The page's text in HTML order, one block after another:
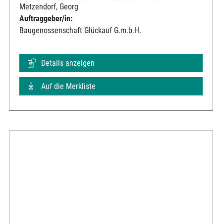
Metzendorf, Georg
Auftraggeber/in:
Baugenossenschaft Glückauf G.m.b.H.
Details anzeigen
Auf die Merkliste